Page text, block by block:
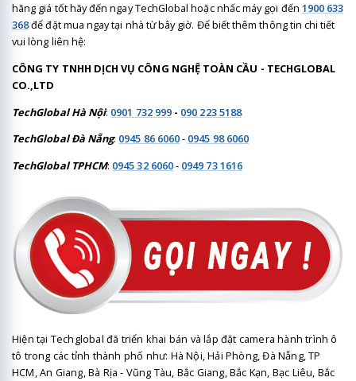
hãng giá tốt hãy đến ngay TechGlobal hoặc nhấc máy gọi đến 1900 633
368để đặt mua ngay tại nhà từ bây giờ. Để biết thêm thông tin chi tiết
vui lòng liên hệ:
CÔNG TY TNHH DỊCH VỤ CÔNG NGHỆ TOÀN CẦU - TECHGLOBAL
CO.,LTD
TechGlobal Hà Nội: 0901 732 999 - 090 223 5188
TechGlobal Đà Nẵng: 0945 86 6060- 0945 98 6060
TechGlobal TPHCM: 0945 32 6060- 0949 73 1616
Hiện tại Techglobal đã triển khai bán và lắp đặt camera hành trình ô
tô trong các tỉnh thành phố như: Hà Nội, Hải Phòng, Đà Nẵng, TP
HCM, An Giang, Bà Rịa - Vũng Tàu, Bắc Giang, Bắc Kạn, Bạc Liêu, Bắc